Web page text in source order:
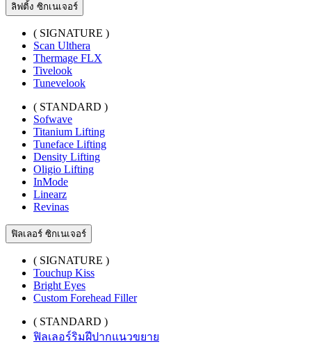
ลิฟติ้ง ซิกเนเจอร์
( SIGNATURE )
Scan Ulthera
Thermage FLX
Tivelook
Tunevelook
( STANDARD )
Sofwave
Titanium Lifting
Tuneface Lifting
Density Lifting
Oligio Lifting
InMode
Linearz
Revinas
ฟิลเลอร์ ซิกเนเจอร์
( SIGNATURE )
Touchup Kiss
Bright Eyes
Custom Forehead Filler
( STANDARD )
ฟิลเลอร์ริมฝีปากแนวขยาย